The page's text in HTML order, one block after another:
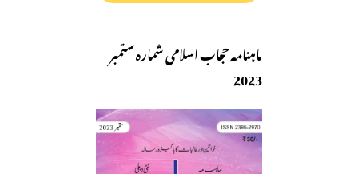
ماہنامہ حجاب اسلامی شمارہ ستمبر
2023